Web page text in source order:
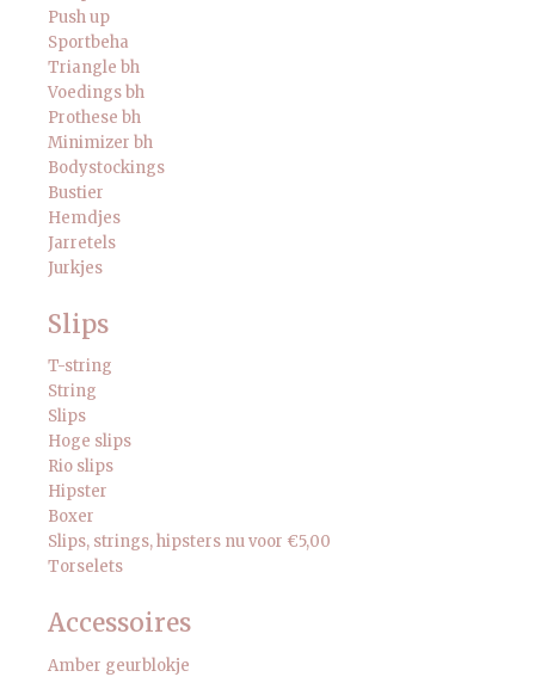
Push up
Sportbeha
Triangle bh
Voedings bh
Prothese bh
Minimizer bh
Bodystockings
Bustier
Hemdjes
Jarretels
Jurkjes
Slips
T-string
String
Slips
Hoge slips
Rio slips
Hipster
Boxer
Slips, strings, hipsters nu voor €5,00
Torselets
Accessoires
Amber geurblokje